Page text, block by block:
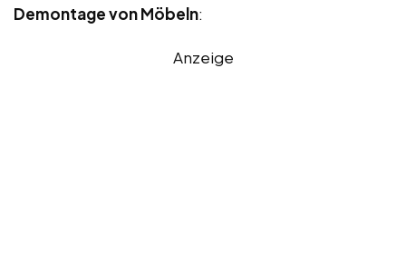
Demontage von Möbeln:
Anzeige